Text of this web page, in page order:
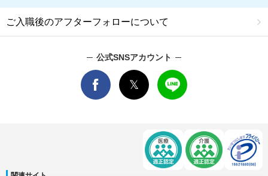
ご入職後のアフターフォローについて
公式SNSアカウント